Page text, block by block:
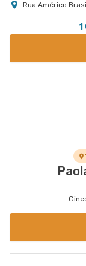
Rua Américo
1